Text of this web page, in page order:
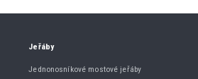
Jeřáby
Jednonosníkové mostové jeřáby